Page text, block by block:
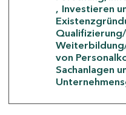
Investieren
von
Sachanlagen